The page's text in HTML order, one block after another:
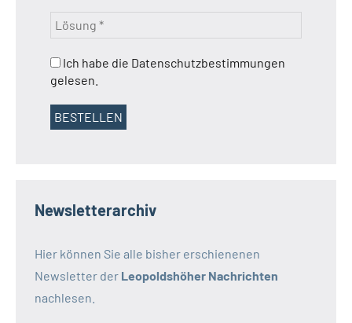
Ich habe die Datenschutzbestimmungen
gelesen.
Newsletterarchiv
Hier können Sie alle bisher erschienenen
Newsletter der Leopoldshöher Nachrichten
nachlesen.